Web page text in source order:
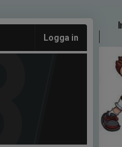
Logga in